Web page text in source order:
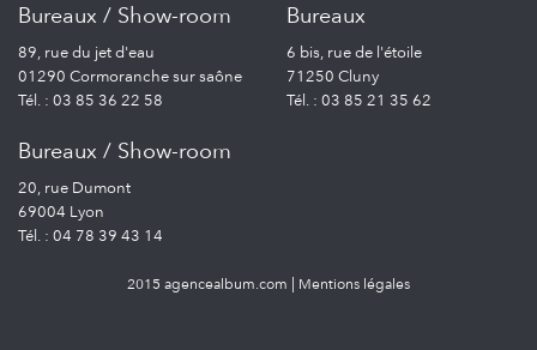
Bureaux / Show-room
89, rue du jet d'eau
01290 Cormoranche sur saône
Tél. : 03 85 36 22 58
Bureaux / Show-room
20, rue Dumont
69004 Lyon
Tél. : 04 78 39 43 14
Bureaux
6 bis, rue de l'étoile
71250 Cluny
Tél. : 03 85 21 35 62
2015 agencealbum.com | Mentions légales